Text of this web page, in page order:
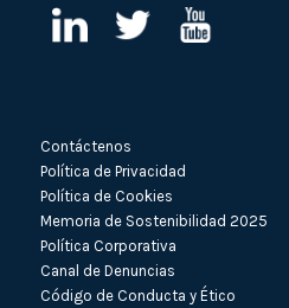
Contáctenos
Política de Privacidad
Política de Cookies
Memoria de Sostenibilidad 2025
Política Corporativa
Canal de Denuncias
Código de Conducta y Ético